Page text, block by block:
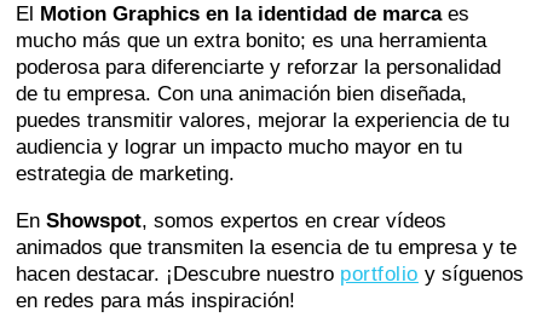
El Motion Graphics en la identidad de marcaes
mucho más que un extra bonito; es una herramienta
poderosa para diferenciarte y reforzar la personalidad
de tu empresa. Con una animación bien diseñada,
puedes transmitir valores, mejorar la experiencia de tu
audiencia y lograr un impacto mucho mayor en tu
estrategia de marketing.
EnShowspot, somos expertos en crear vídeos
animados que transmiten la esencia de tu empresa y te
hacen destacar. ¡Descubre nuestro portfolio y síguenos
en redes para más inspiración!